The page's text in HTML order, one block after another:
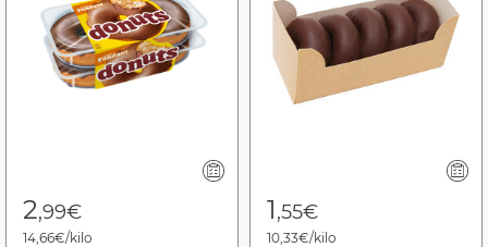
2,99€
14,66€/kilo
1,55€
10,33€/kilo